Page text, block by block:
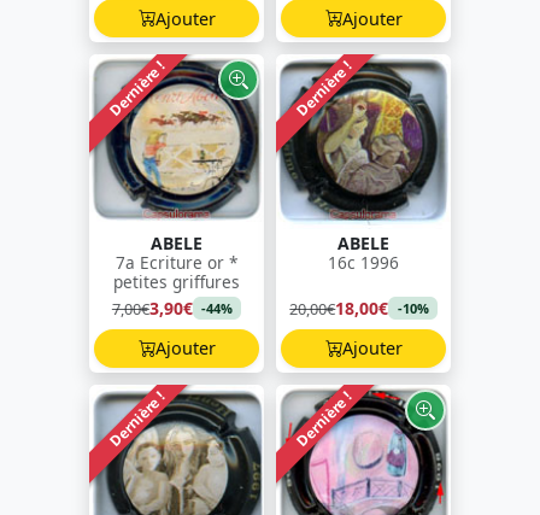
Ajouter Ajouter
Dernière !
ABELE
7a Ecriture or *
petites griffures
7,00€3,90€ -44%
Ajouter
Dernière !
ABELE
16c 1996
20,00€18,00€ -10%
Ajouter
Dernière ! Dernière !